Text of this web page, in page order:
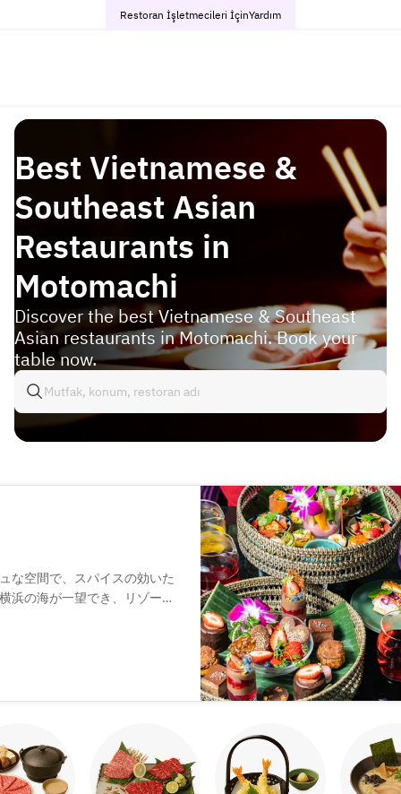
Restoran İşletmecileri İçinYardım
Best Vietnamese &
Southeast Asian
Restaurants in
Motomachi
Discover the best Vietnamese & Southeast
Asian restaurants in Motomachi. Book your
table now.
な空間で、スパイスの効いた
浜の海が一望でき、リゾート